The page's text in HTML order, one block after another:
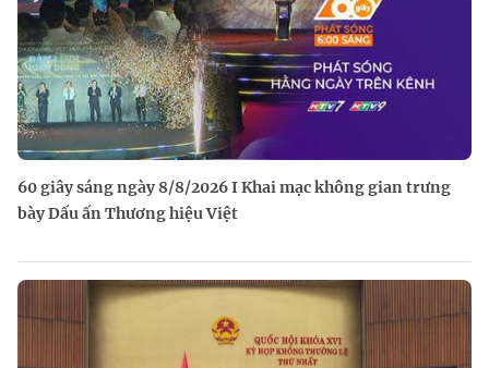
60 giây sáng ngày 8/8/2026 I Khai mạc không gian trưng
bày Dấu ấn Thương hiệu Việt